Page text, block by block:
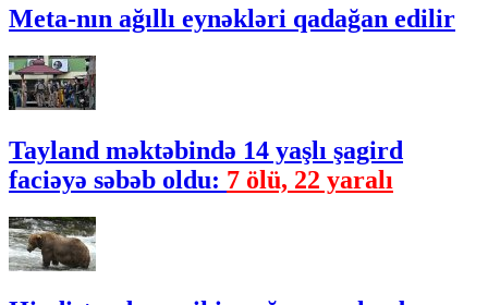
Meta-nın ağıllı eynəkləri qadağan edilir
Tayland məktəbində 14 yaşlı şagird
faciəyə səbəb oldu: 7 ölü, 22 yaralı